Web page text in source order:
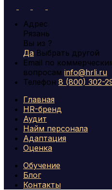
Адрес
Рязань
Вы из ?
Да Выбрать другой
Email по
вопросам info@hrli.ru
Телефон 8 (800) 302-
Главная
HR-бренд
Аудит
Найм персонала
Адаптация
Оценка
Обучение
Блог
Контакты